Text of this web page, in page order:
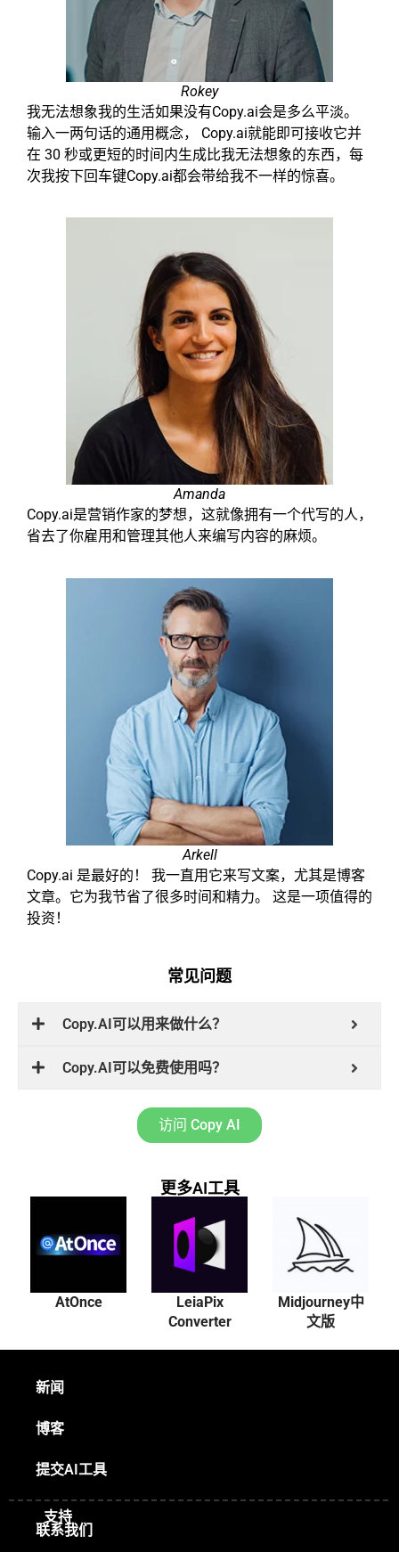
Rokey
我无法想象我的生活如果没有Copy.ai会是多么平淡。
输入一两句话的通用概念， Copy.ai就能即可接收它并
在 30 秒或更短的时间内生成比我无法想象的东西，每
次我按下回车键Copy.ai都会带给我不一样的惊喜。
Amanda
Copy.ai是营销作家的梦想，这就像拥有一个代写的人，
省去了你雇用和管理其他人来编写内容的麻烦。
Arkell
Copy.ai 是最好的！ 我一直用它来写文案，尤其是博客
文章。它为我节省了很多时间和精力。 这是一项值得的
投资！
常见问题
Copy.AI可以用来做什么？
Copy.AI可以免费使用吗？
访问 Copy AI
更多AI工具
AtOnce
LeiaPix
Converter
Midjourney中
文版
新闻
博客
提交AI工具
支持
联系我们